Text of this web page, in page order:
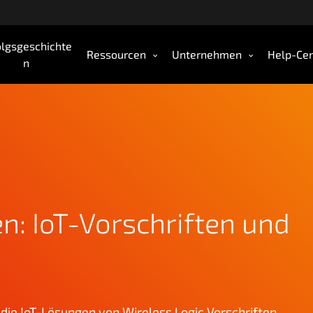
n
Ressourcen Unternehmen Help-
IoT-Vorschriften und